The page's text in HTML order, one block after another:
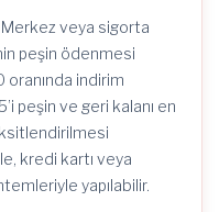
Merkez veya sigorta
peşin ödenmesi
oranında indirim
peşin ve geri kalanı en
kredi kartı veya
yapılabilir.